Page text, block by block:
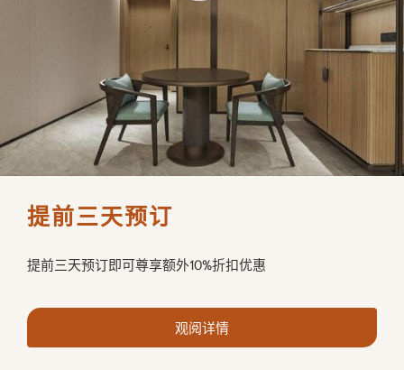
提前三天预订
提前三天预订即可尊享额外10%折扣优惠
观阅详情